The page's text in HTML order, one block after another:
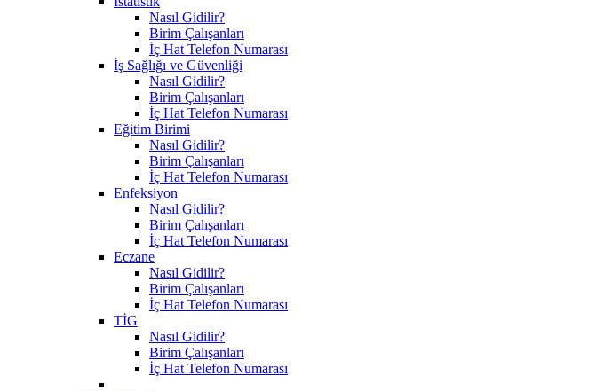
Nasıl Gidilir?
Birim Çalışanları
İç Hat Telefon Numarası
İş Sağlığı ve Güvenliği
Nasıl Gidilir?
Birim Çalışanları
İç Hat Telefon Numarası
Eğitim Birimi
Nasıl Gidilir?
Birim Çalışanları
İç Hat Telefon Numarası
Enfeksiyon
Nasıl Gidilir?
Birim Çalışanları
İç Hat Telefon Numarası
Eczane
Nasıl Gidilir?
Birim Çalışanları
İç Hat Telefon Numarası
TİG
Nasıl Gidilir?
Birim Çalışanları
İç Hat Telefon Numarası